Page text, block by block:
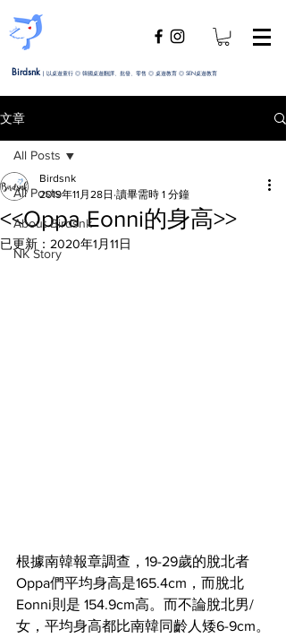
Birdsnk | 以桌遊童行 ◎ 韓國桌遊翻譯、批發、零售 ◎ 桌遊教育 ◎ SEN桌遊教育
文章
All Posts
About Birdsnk
NK Story
All Posts
<<Oppa Eonni的身高>>
Birdsnk
2019年11月28日 讀畢需時 1 分鐘
已更新： 2020年1月11日
根據南韓報章調查，19-29歲的脫北者
Oppa們平均身高是165.4cm，而脫北
Eonni則是 154.9cm高。而不論脫北男/
女，平均身高都比南韓同齡人矮6-9cm。